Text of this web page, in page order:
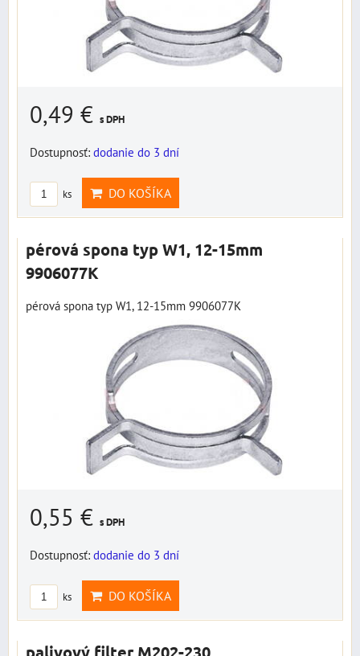
0,49 € s DPH
Dostupnosť: dodanie do 3 dní
ks DO KOŠÍKA
pérová spona typ W1, 12-15mm
9906077K
pérová spona typ W1, 12-15mm 9906077K
0,55 € s DPH
Dostupnosť: dodanie do 3 dní
ks DO KOŠÍKA